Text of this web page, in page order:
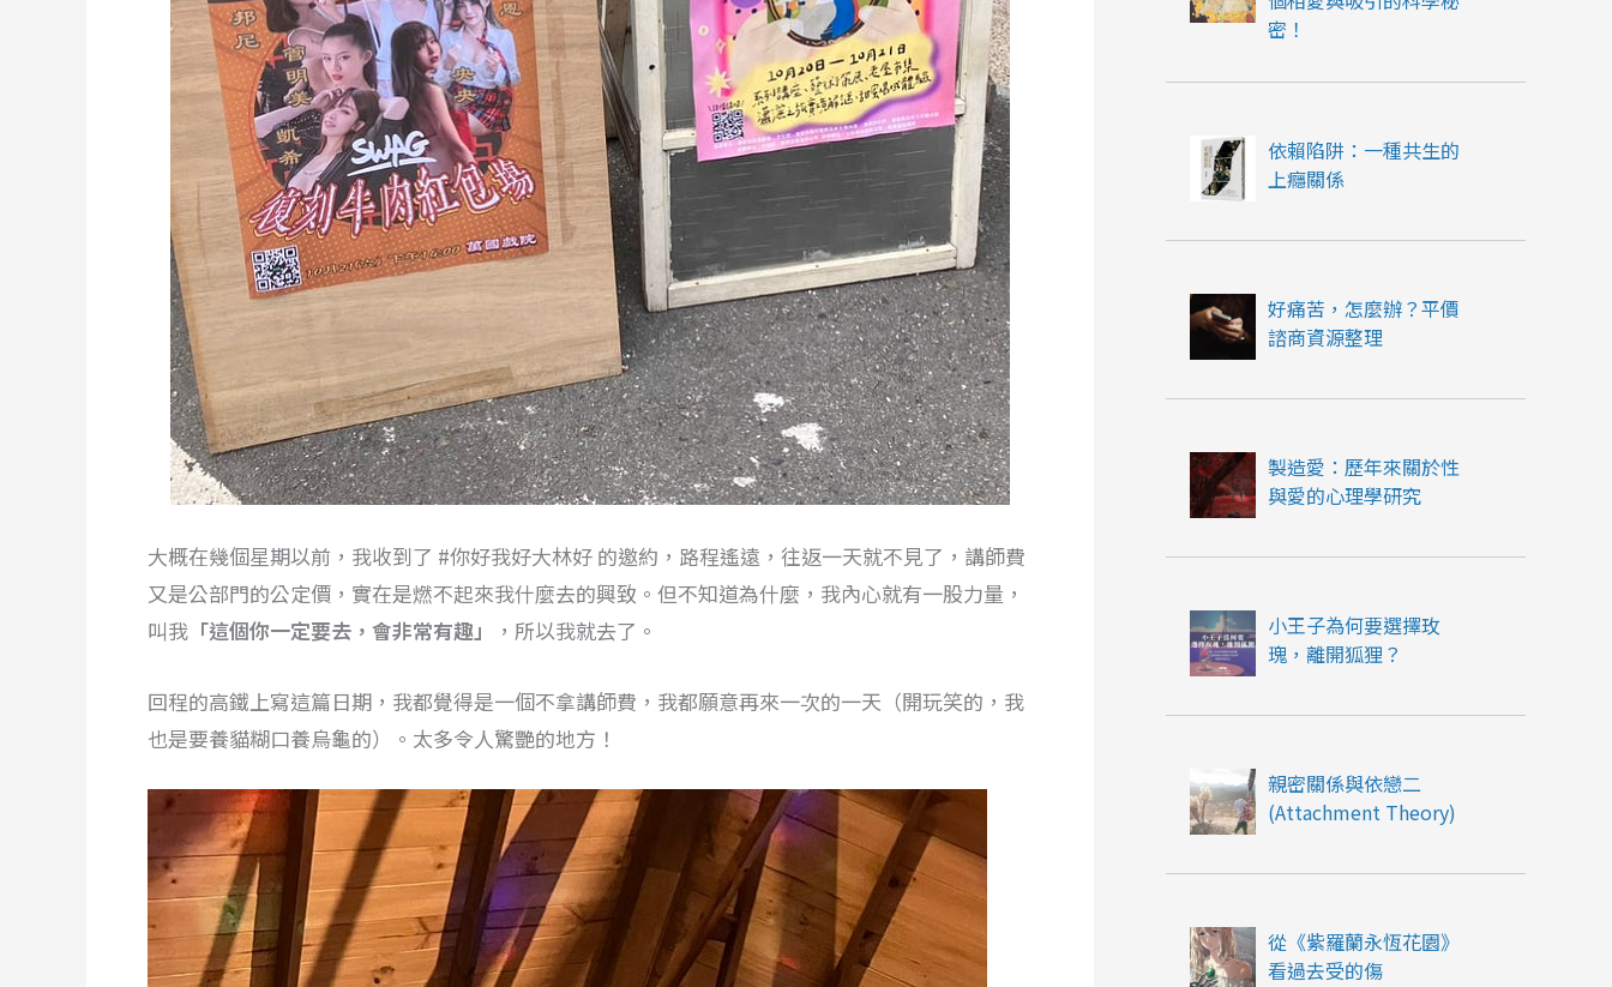
大概在幾個星期以前，我收到了 #你好我好大林好 的邀約，路程遙遠，往返一天就不見了，講師費
又是公部門的公定價，實在是燃不起來我什麼去的興致。但不知道為什麼，我內心就有一股力量，
叫我 「這個你一定要去，會非常有趣」 ，所以我就去了。
回程的高鐵上寫這篇日期，我都覺得是一個不拿講師費，我都願意再來一次的一天（開玩笑的，我
也是要養貓糊口養烏龜的）。太多令人驚艷的地方！
密！
依賴陷阱：一種共生的
上癮關係
好痛苦，怎麼辦？平價
諮商資源整理
製造愛：歷年來關於性
與愛的心理學研究
小王子為何要選擇玫
瑰，離開狐狸？
親密關係與依戀二
(Attachment Theory)
從《紫羅蘭永恆花園》
看過去受的傷